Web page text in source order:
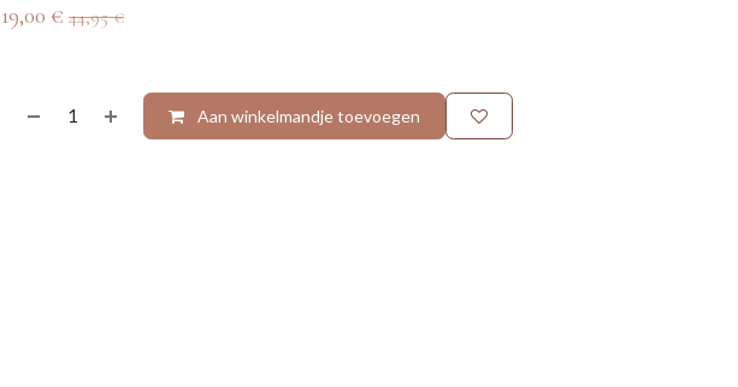
19,00 € 44,95€
Aan winkelmandje toevoegen